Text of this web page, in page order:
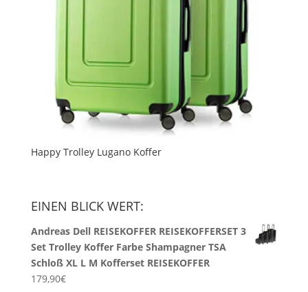
Happy Trolley Lugano Koffer
EINEN BLICK WERT:
Andreas Dell REISEKOFFER REISEKOFFERSET 3
Set Trolley Koffer Farbe Shampagner TSA
Schloß XL L M Kofferset REISEKOFFER
179,90€